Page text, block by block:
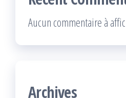
Aucun commentaire à
Archives